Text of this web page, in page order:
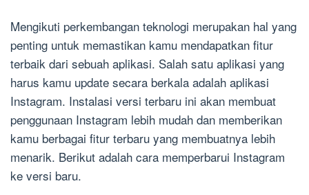
Mengikuti perkembangan teknologi merupakan hal yang
penting untuk memastikan kamu mendapatkan fitur
terbaik dari sebuah aplikasi. Salah satu aplikasi yang
harus kamu update secara berkala adalah aplikasi
Instagram. Instalasi versi terbaru ini akan membuat
penggunaan Instagram lebih mudah dan memberikan
kamu berbagai fitur terbaru yang membuatnya lebih
menarik. Berikut adalah cara memperbarui Instagram
ke versi baru.